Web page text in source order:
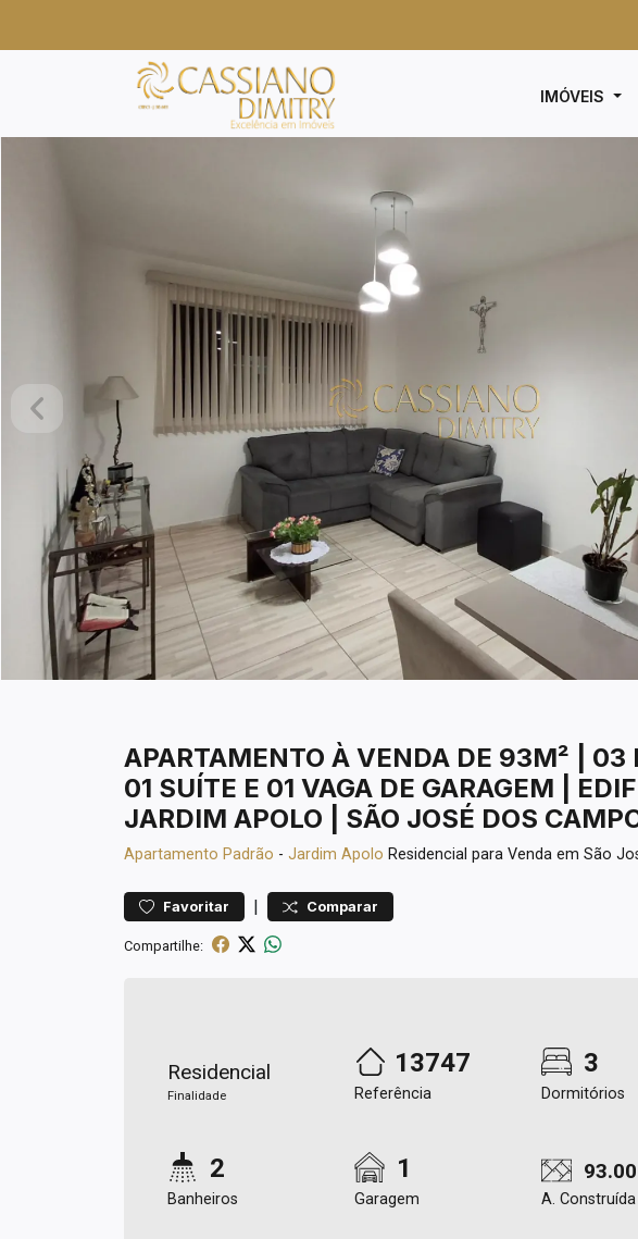
IMÓVEIS
APARTAMENTO À VENDA DE 93M² | 03
01 SUÍTE E 01 VAGA DE GARAGEM |
JARDIM APOLO | SÃO JOSÉ DOS
Apartamento Padrão - Jardim Apolo Residencial para Venda em São
Favoritar | Comparar
Compartilhe:
Residencial
Finalidade
13747
Referência
3
Dormitórios
2
Banheiros
1
Garagem A. Construída